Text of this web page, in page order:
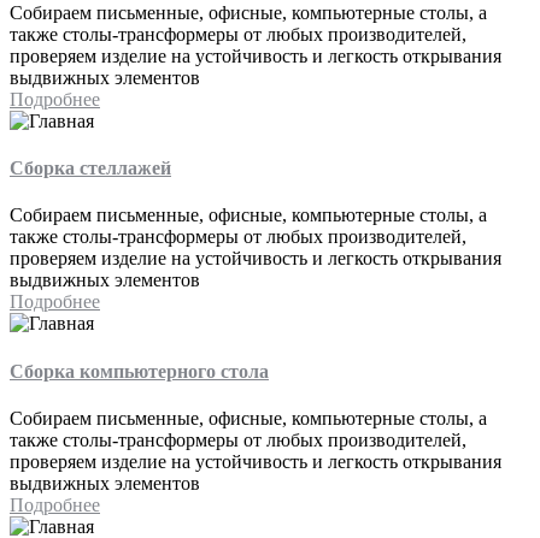
Собираем письменные, офисные, компьютерные столы, а
также столы-трансформеры от любых производителей,
проверяем изделие на устойчивость и легкость открывания
выдвижных элементов
Подробнее
Сборка стеллажей
Собираем письменные, офисные, компьютерные столы, а
также столы-трансформеры от любых производителей,
проверяем изделие на устойчивость и легкость открывания
выдвижных элементов
Подробнее
Сборка компьютерного стола
Собираем письменные, офисные, компьютерные столы, а
также столы-трансформеры от любых производителей,
проверяем изделие на устойчивость и легкость открывания
выдвижных элементов
Подробнее